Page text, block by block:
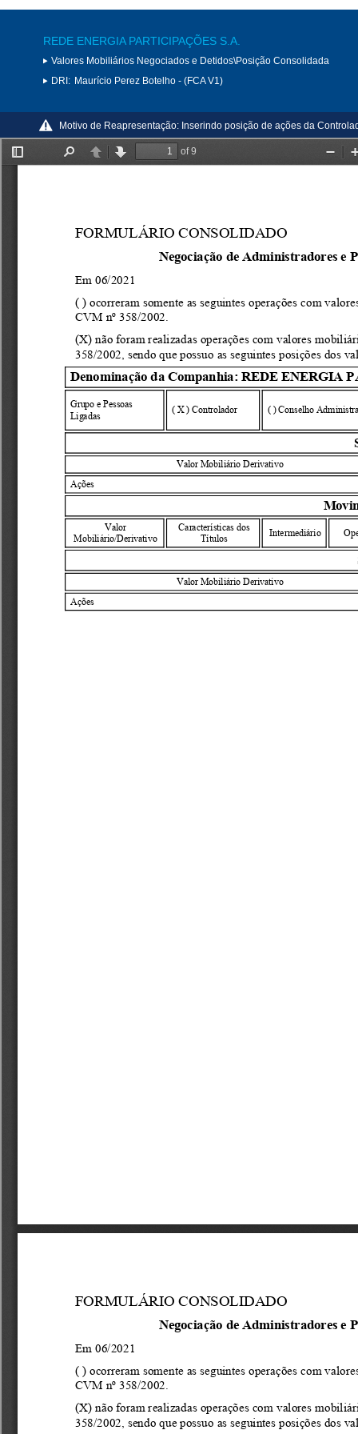
REDE ENERGIA PARTICIPAÇÕES S.A.
Valores Mobiliários Negociados e Detidos\Posição Consolidada
DRI: Maurício Perez Botelho - (FCA V1)
Motivo de Reapresentação: Inserindo posição de ações da